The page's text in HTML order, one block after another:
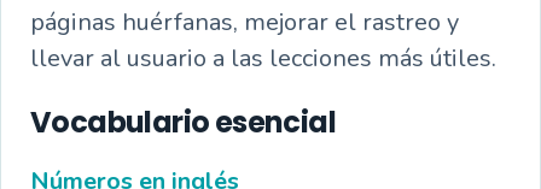
páginas huérfanas, mejorar el rastreo y
llevar al usuario a las lecciones más útiles.
Vocabulario esencial
Números en inglés